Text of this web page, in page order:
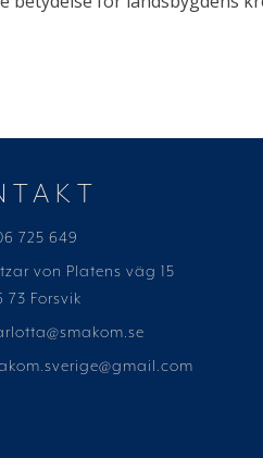
725 649
von Platens väg 15
73 Forsvik